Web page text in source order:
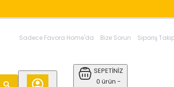
Sadece Favora Home'da Bize Sorun Sipariş
SEPETİNİZ
0 ürün -